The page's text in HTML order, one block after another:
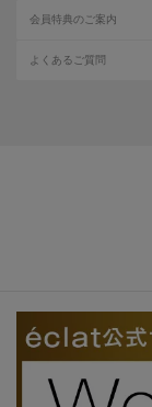
会員特典のご案内
よくあるご質問